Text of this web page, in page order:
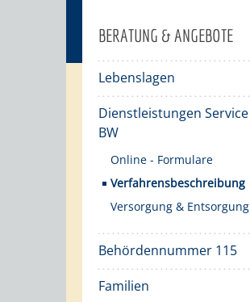
BERATUNG & ANGEBOTE
Lebenslagen
Dienstleistungen Service
BW
Online - Formulare
Verfahrensbeschreibung
Versorgung & Entsorgung
Behördennummer 115
Familien